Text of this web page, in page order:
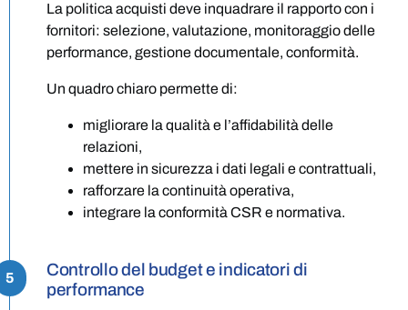
La politica acquisti deve inquadrare il rapporto con i
fornitori: selezione, valutazione, monitoraggio delle
performance, gestione documentale, conformità.
Un quadro chiaro permette di:
migliorare la qualità e l’affidabilità delle
relazioni,
mettere in sicurezza i dati legali e contrattuali,
rafforzare la continuità operativa,
integrare la conformità CSR e normativa.
Controllo del budget e indicatori di
performance
5